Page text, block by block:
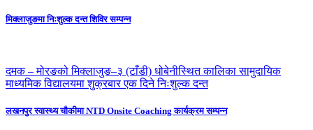
मिक्लाजुङमा निःशुल्क दन्त शिविर सम्पन्न
दमक – मोरङको मिक्लाजुङ–३ (टाँडी) धोबेनीस्थित कालिका सामुदायिक
माध्यमिक विद्यालयमा शुक्रबार एक दिने निःशुल्क दन्त
लखनपुर स्वास्थ्य चौकीमा NTD Onsite Coaching कार्यक्रम सम्पन्न